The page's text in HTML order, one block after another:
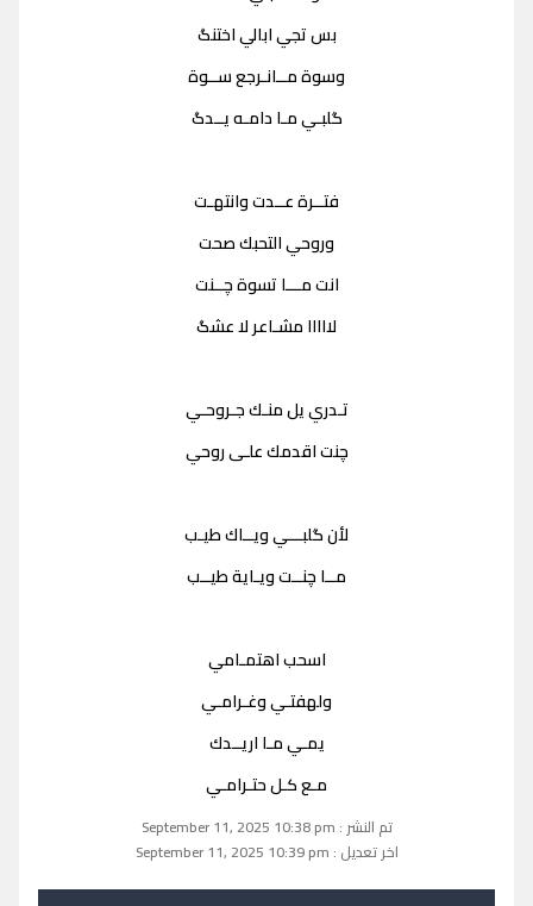
بس تجي ابالي اختنگ
وسوة مــانـرجع ســوة
گلبـي مـا دامـه يــدگ
فتــرة عــدت وانتهـت
وروحي التحبك صحت
انت مـــا تسوة چــنت
لااااا مشـاعر لا عشگ
تـدري يل منـك جـروحـي
چنت اقدمك علـى روحي
لأن گلبـــي ويــاك طيـب
مــا چنــت ويـاية طيــب
اسحب اهتمـامي
ولهفتـي وغـرامـي
يمـي مـا اريــدك
مـع كـل حتـرامـي
تم النشر : September 11, 2025 10:38 pm
اخر تعديل : September 11, 2025 10:39 pm